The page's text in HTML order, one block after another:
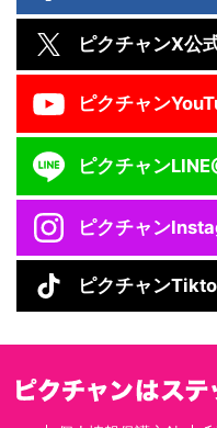
ピクチャンX公
ピクチャン
ピクチャン
ピクチャン
ピクチャン